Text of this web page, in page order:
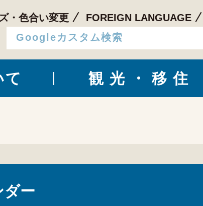
・色合い変更 FOREIGN LANGUAGE
て 観光・移住
ダー